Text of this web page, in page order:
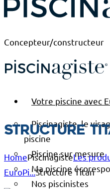
Concepteur/constructeur
Votre piscine avec
Piscinagiste, le
piscine
Piscine sur mesure
Ma piscine
Nos piscinistes
Structure
HomePiscinagisteLes
EuroPi...Structure Titan